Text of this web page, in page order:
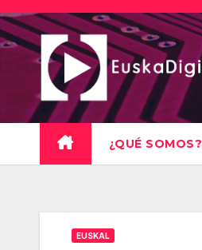
Saltar
al
contenido
¿QUÉ SOMOS?
EUSKAL